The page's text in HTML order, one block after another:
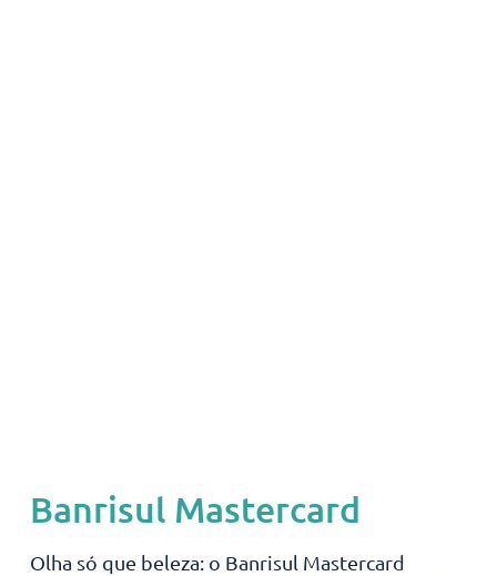
Banrisul Mastercard
Olha só que beleza: o Banrisul Mastercard